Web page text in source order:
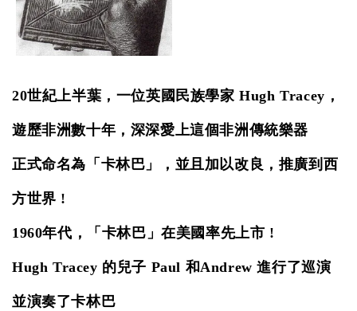
20世紀上半葉，一位英國民族學家 Hugh Tracey，
遊歷非洲數十年，深深愛上這個非洲傳統樂器
正式命名為「卡林巴」，並且加以改良，推廣到西
方世界 !
1960年代，「卡林巴」在美國率先上市 !
Hugh Tracey 的兒子 Paul 和Andrew 進行了巡演
並演奏了卡林巴